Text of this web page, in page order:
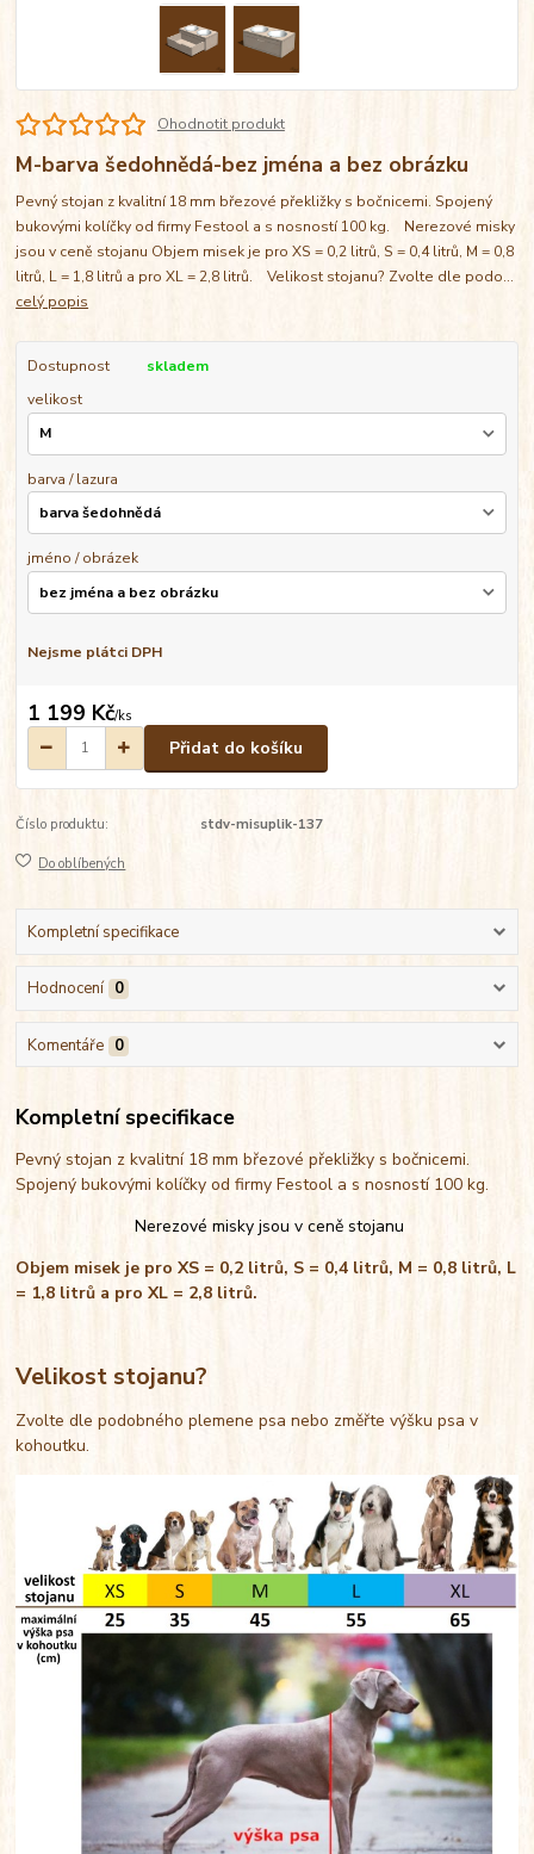
Ohodnotit produkt
M-barva šedohnědá-bez jména a bez obrázku
Pevný stojan z kvalitní 18 mm březové překližky s bočnicemi. Spojený
bukovými kolíčky od firmy Festool a s nosností 100 kg. Nerezové misky
jsou v ceně stojanu Objem misek je pro XS = 0,2 litrů, S = 0,4 litrů, M = 0,8
litrů, L = 1,8 litrů a pro XL = 2,8 litrů. Velikost stojanu? Zvolte dle podo...
celý popis
Dostupnost
skladem
velikost
barva / lazura
jméno / obrázek
Nejsme plátci DPH
1 199 Kč/ks
Přidat do košíku
Číslo produktu: stdv-misuplik-137
Do oblíbených
Kompletní specifikace
Hodnocení 0
Komentáře 0
Kompletní specifikace
Pevný stojan z kvalitní 18 mm březové překližky s bočnicemi.
Spojený bukovými kolíčky od firmy Festool a s nosností 100 kg.
Nerezové misky jsou v ceně stojanu
Objem misek je pro XS = 0,2 litrů, S = 0,4 litrů, M = 0,8 litrů, L
= 1,8 litrů a pro XL = 2,8 litrů.
Velikost stojanu?
Zvolte dle podobného plemene psa nebo změřte výšku psa v
kohoutku.